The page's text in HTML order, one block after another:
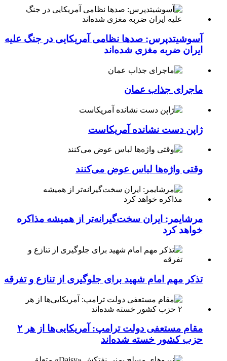
آسوشیتدپرس: صدها نظامی آمریکایی در جنگ علیه
ایران ضربه مغزی شده‌اند
ماجرای جذاب عمان
ژاپن دست نشانده آمریکاست
وقتی واژه‌ها لباس عوض می‌کنند
مرشایمر: ایران سخت‌گیرانه‌تر از همیشه مذاکره
خواهد کرد
تذکر مهم امام شهید برای جلوگیری از تنازع و تفرقه
مقام مستعفی دولت ترامپ: آمریکایی‌ها از هر ۲
حزب کشور خسته شده‌اند